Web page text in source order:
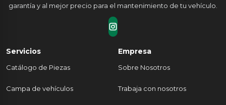
garantía y al mejor precio para el mantenimiento de tu vehículo.
Servicios
Catálogo de Piezas
Campa de vehículos
Empresa
Sobre Nosotros
Trabaja con nosotros